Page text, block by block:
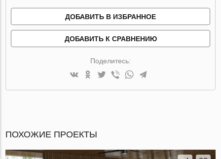
ДОБАВИТЬ В ИЗБРАННОЕ
ДОБАВИТЬ К СРАВНЕНИЮ
Поделитесь:
ПОХОЖИЕ ПРОЕКТЫ